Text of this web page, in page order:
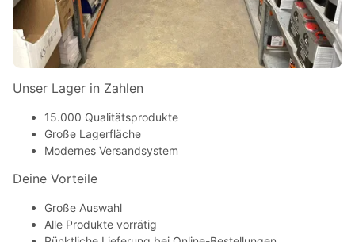
Unser Lager in Zahlen
15.000 Qualitätsprodukte
Große Lagerfläche
Modernes Versandsystem
Deine Vorteile
Große Auswahl
Alle Produkte vorrätig